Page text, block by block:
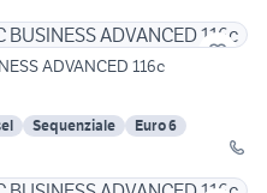
ADVANCED 116c
Sequenziale
Euro 6